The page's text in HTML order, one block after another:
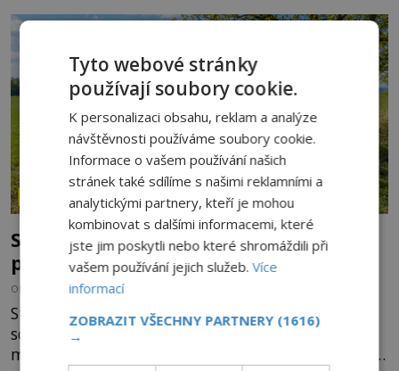
Jenže jakmile se v temné kryptě objeví seschlé
lidské tělo, začne pracovat fantazie. A české mum
ZÁHADY HISTORIE
Smírčí kříže: Kamenní svědkové vražd,
pomsty a dávných vin
OD HELENA STEJSKALOVÁ
Stojí mlčky u starých cest, na okrajích polí nebo
schované v lese. Některé mají na těle vytesaný
meč, jiné sekeru, v dalším případě jde jen o prostý
Tyto webové stránky
používají soubory cookie.
K personalizaci obsahu, reklam a analýze
návštěvnosti používáme soubory cookie.
Informace o vašem používání našich
stránek také sdílíme s našimi reklamními a
analytickými partnery, kteří je mohou
kombinovat s dalšími informacemi, které
jste jim poskytli nebo které shromáždili při
vašem používání jejich služeb.Více
informací
ZOBRAZIT VŠECHNY PARTNERY (1616)
→